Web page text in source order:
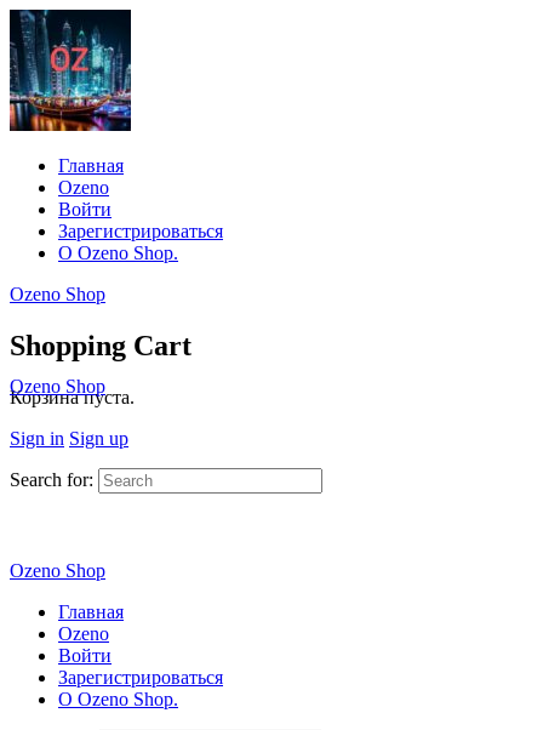
Главная
Ozeno
Войти
Зарегистрироваться
О Ozeno Shop.
Ozeno Shop
Shopping Cart
Корзина пуста.
Sign in Sign up
Ozeno Shop
Search for:
Ozeno Shop
Главная
Ozeno
Войти
Зарегистрироваться
О Ozeno Shop.